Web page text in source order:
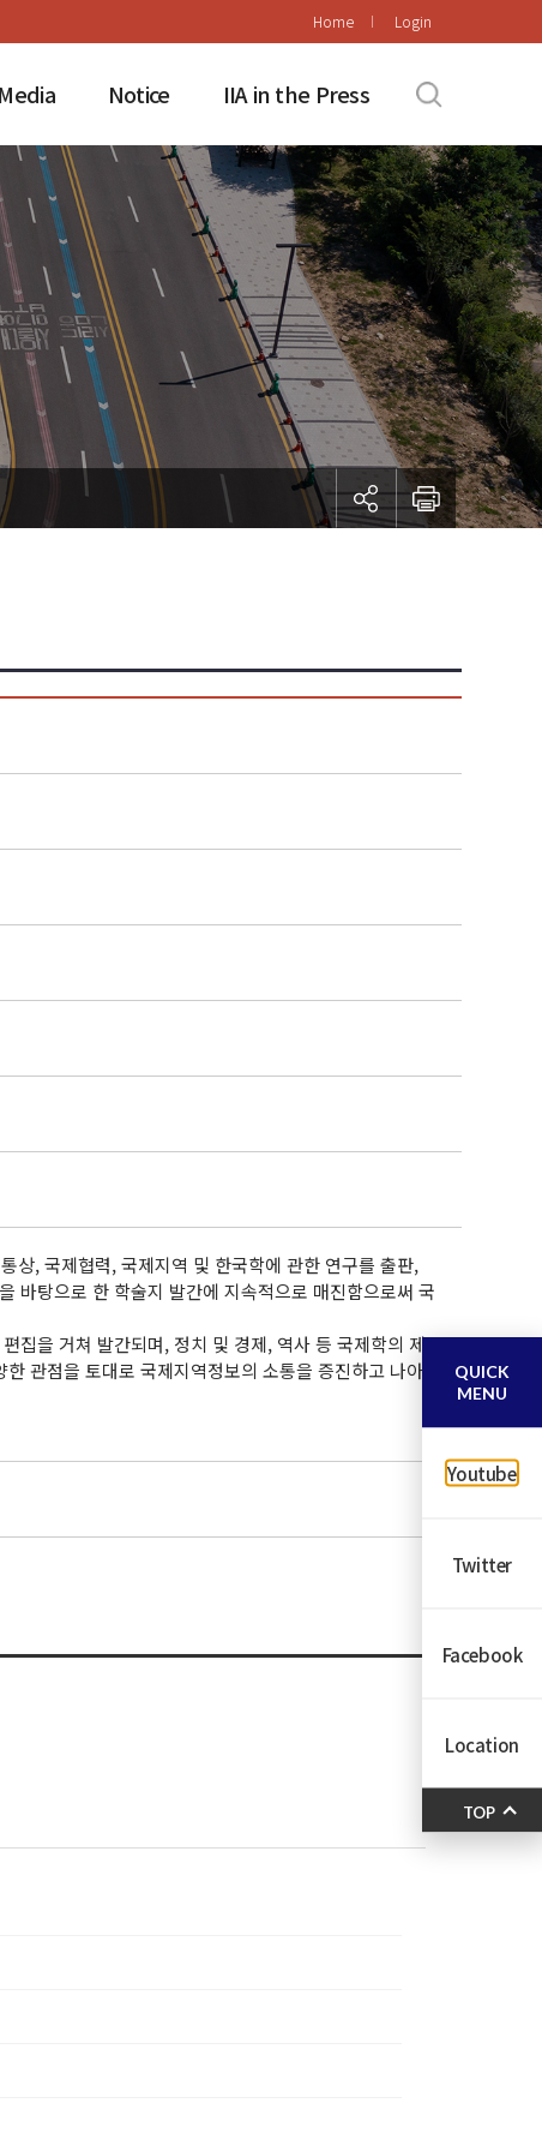
Home Login
Media Notice IIA in the Press
상, 국제협력, 국제지역 및 한국학에 관한 연구를 출판,
바탕으로 한 학술지 발간에 지속적으로 매진함으로써 국
을 거쳐 발간되며, 정치 및 경제, 역사 등 국제학의 제
관점을 토대로 국제지역정보의 소통을 증진하고 나아
QUICK
MENU
Youtube
Twitter
Facebook
Location
TOP